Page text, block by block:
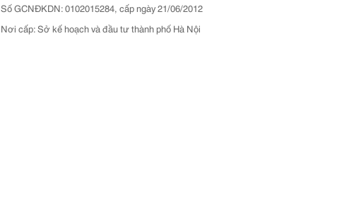
Số GCNĐKDN: 0102015284, cấp ngày 21/06/2012
Nơi cấp: Sở kế hoạch và đầu tư thành phố Hà Nội